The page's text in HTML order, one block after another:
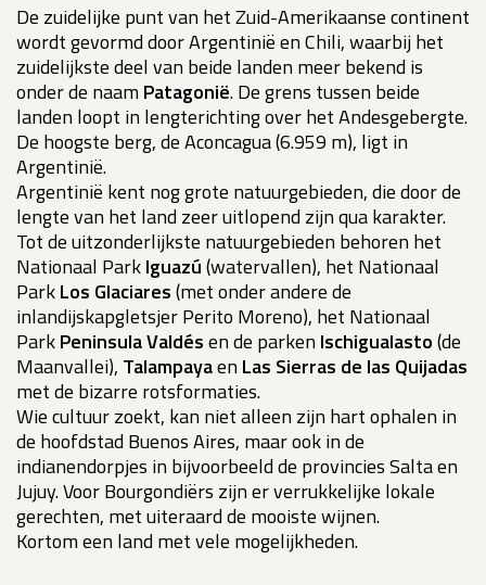
De zuidelijke punt van het Zuid-Amerikaanse continent
wordt gevormd door Argentinië en Chili, waarbij het
zuidelijkste deel van beide landen meer bekend is
onder de naam Patagonië. De grens tussen beide
landen loopt in lengterichting over het Andesgebergte.
De hoogste berg, de Aconcagua (6.959 m), ligt in
Argentinië.
Argentinië kent nog grote natuurgebieden, die door de
lengte van het land zeer uitlopend zijn qua karakter.
Tot de uitzonderlijkste natuurgebieden behoren het
Nationaal ParkIguazú(watervallen), het Nationaal
ParkLos Glaciares(met onder andere de
inlandijskapgletsjer Perito Moreno), het Nationaal
ParkPeninsula Valdésen de parken Ischigualasto(de
Maanvallei), Talampayaen Las Sierras de las Quijadas
met de bizarre rotsformaties.
Wie cultuur zoekt, kan niet alleen zijn hart ophalen in
de hoofdstad Buenos Aires, maar ook in de
indianendorpjes in bijvoorbeeld de provincies Salta en
Jujuy. Voor Bourgondiërs zijn er verrukkelijke lokale
gerechten, met uiteraard de mooiste wijnen.
Kortom een land met vele mogelijkheden.